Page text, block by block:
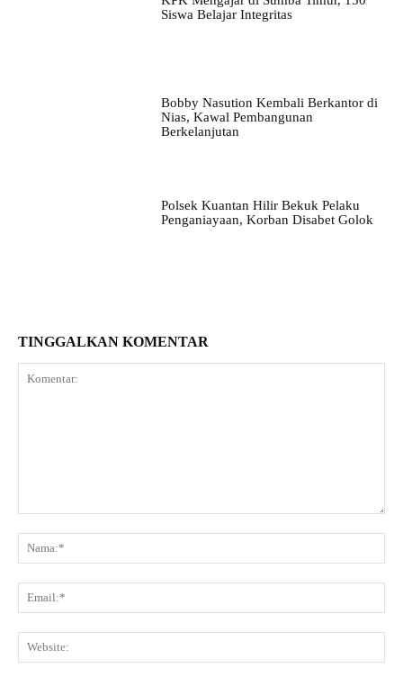
Siswa Belajar Integritas
Bobby Nasution Kembali Berkantor di
Nias, Kawal Pembangunan
Berkelanjutan
Polsek Kuantan Hilir Bekuk Pelaku
Penganiayaan, Korban Disabet Golok
TINGGALKAN KOMENTAR